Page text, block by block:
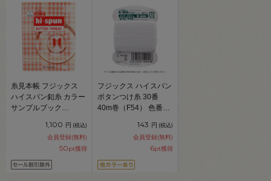
糸見本帳 フジックス
ハイスパン釦糸 カラー
サンプルブック
1,100 円 (税込)
会員登録(無料)
50pt獲得
フジックス ハイスパン
ボタンつけ糸 30番
40m巻（F54） 色番
143 円 (税込)
会員登録(無料)
6pt獲得